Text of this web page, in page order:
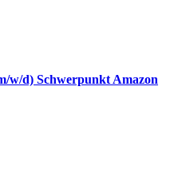
w/d) Schwerpunkt Amazon